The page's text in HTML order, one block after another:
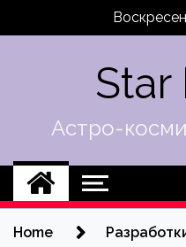
Star
Астро-
Home